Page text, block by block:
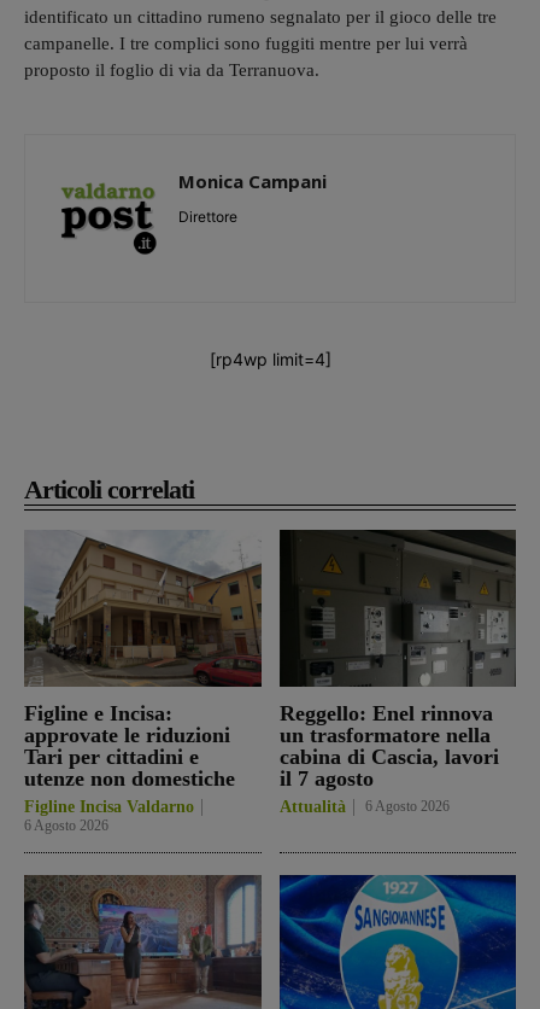
Articoli correlati
Figline e Incisa:
approvate le riduzioni
Tari per cittadini e
utenze non domestiche
Figline Incisa Valdarno
6 Agosto 2026
Reggello: Enel rinnova
un trasformatore nella
cabina di Cascia, lavori
il 7 agosto
Attualità 6 Agosto 2026
identificato un cittadino rumeno segnalato per il gioco delle tre
campanelle. I tre complici sono fuggiti mentre per lui verrà
proposto il foglio di via da Terranuova.
Monica Campani
Direttore
[rp4wp limit=4]